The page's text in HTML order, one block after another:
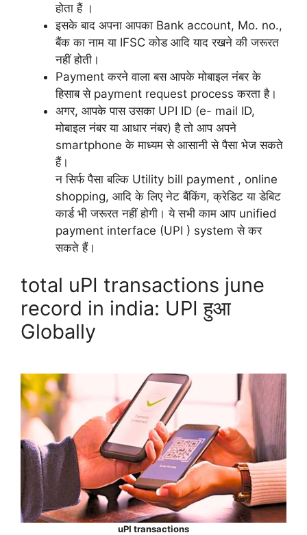
होता हैं ।
इसके बाद अपना आपका Bank account, Mo. no.,
बैंक का नाम या IFSC कोड आदि याद रखने की जरूरत
नहीं होती।
Payment करने वाला बस आपके मोबाइल नंबर के
हिसाब से payment request process करता है।
अगर, आपके पास उसका UPI ID (e- mail ID,
मोबाइल नंबर या आधार नंबर) है तो आप अपने
smartphone के माध्यम से आसानी से पैसा भेज सकते
हैं।
न सिर्फ पैसा बल्कि Utility bill payment , online
shopping, आदि के लिए नेट बैंकिंग, क्रेडिट या डेबिट
कार्ड भी जरूरत नहीं होगी। ये सभी काम आप unified
payment interface (UPI ) system से कर
सकते हैं।
total uPI transactions june
record in india: UPI हुआ
Globally
uPI transactions